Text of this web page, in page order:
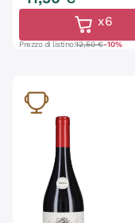
Prezzo di listino:12,50 €-10%
x6